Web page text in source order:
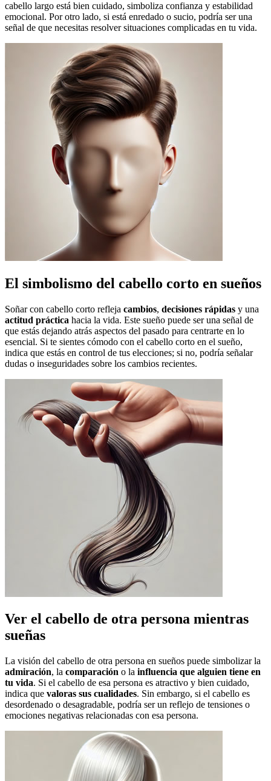
cabello largo está bien cuidado, simboliza confianza y estabilidad
emocional. Por otro lado, si está enredado o sucio, podría ser una
señal de que necesitas resolver situaciones complicadas en tu vida.
El simbolismo del cabello corto en sueños
Soñar con cabello corto refleja cambios, decisiones rápidas y una
actitud práctica hacia la vida. Este sueño puede ser una señal de
que estás dejando atrás aspectos del pasado para centrarte en lo
esencial. Si te sientes cómodo con el cabello corto en el sueño,
indica que estás en control de tus elecciones; si no, podría señalar
dudas o inseguridades sobre los cambios recientes.
Ver el cabello de otra persona mientras
sueñas
La visión del cabello de otra persona en sueños puede simbolizar la
admiración, la comparación o la influencia que alguien tiene en
tu vida. Si el cabello de esa persona es atractivo y bien cuidado,
indica que valoras sus cualidades. Sin embargo, si el cabello es
desordenado o desagradable, podría ser un reflejo de tensiones o
emociones negativas relacionadas con esa persona.